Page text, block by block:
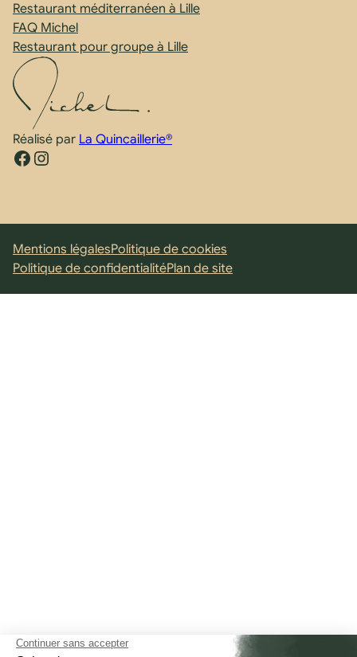
Restaurant méditerranéen à Lille
FAQ Michel
Restaurant pour groupe à Lille
Réalisé par La Quincaillerie®
Facebook Instagram
Mentions légalesPolitique de cookies
Politique de confidentialitéPlan de site